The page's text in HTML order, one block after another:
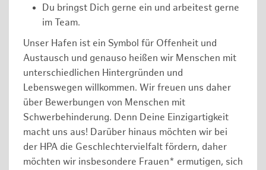
Du bringst Dich gerne ein und arbeitest gerne
im Team.
Unser Hafen ist ein Symbol für Offenheit und
Austausch und genauso heißen wir Menschen mit
unterschiedlichen Hintergründen und
Lebenswegen willkommen. Wir freuen uns daher
über Bewerbungen von Menschen mit
Schwerbehinderung. Denn Deine Einzigartigkeit
macht uns aus! Darüber hinaus möchten wir bei
der HPA die Geschlechtervielfalt fördern, daher
möchten wir insbesondere Frauen* ermutigen, sich